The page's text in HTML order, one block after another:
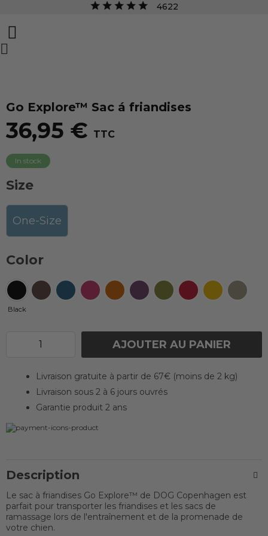
4622


Go Explore™ Sac á friandises
36,95 € TTC
In stock
Size
One-Size
Color
Black
AJOUTER AU PANIER
Livraison gratuite à partir de 67€ (moins de 2 kg)
Livraison sous 2 à 6 jours ouvrés
Garantie produit 2 ans
Description
Le sac à friandises Go Explore™ de DOG Copenhagen est
parfait pour transporter les friandises et les sacs de
ramassage lors de l'entraînement et de la promenade de
votre chien.